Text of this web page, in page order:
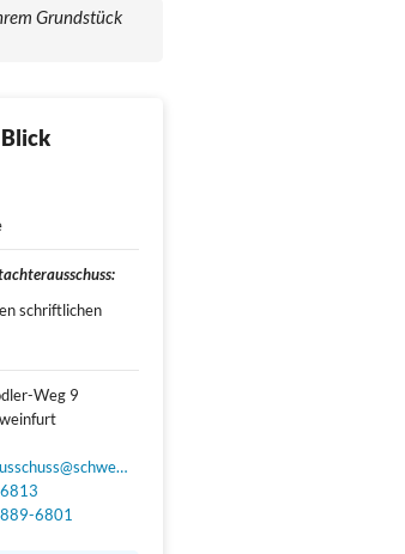
Grundstück
schriftlichen
Weg 9
gutachterausschuss@schweinfurt.de
6801